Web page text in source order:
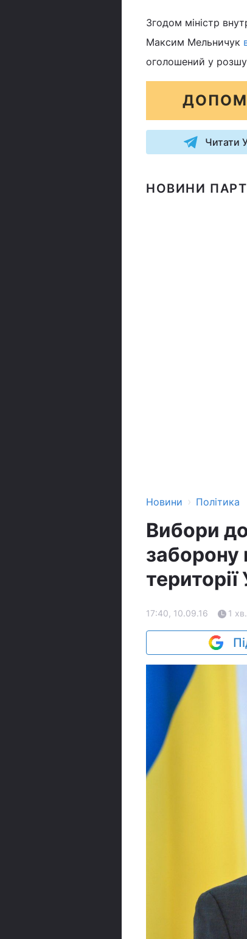
Згодом міністр
Максим Мельничук
оголошений у
Читати
НОВИНИ
Новини › Політика
Вибори
заборону
території
17:40, 10.09.16 1 хв.